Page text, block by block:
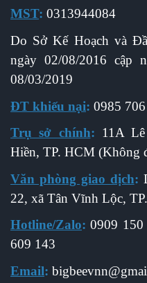
MST: 0313944084
Do Sở Kế Hoạch và
ngày 02/08/2016 cập
08/03/2019
ĐT khiếu nại: 0985
Trụ sở chính: 11A
Hiền, TP. HCM (Không
Văn phòng giao dịch:
22, xã Tân Vĩnh Lộc,
Hotline/Zalo: 0909
609 143
Email: b